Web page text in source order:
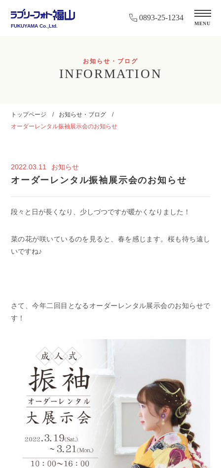
FUKUYAMA Co.,Ltd.
0893-25-1234
MENU
お知らせ・ブログ
INFORMATION
トップページ
お知らせ・ブログ
オーダーレンタル振袖展示会のお知らせ
2022.03.11 お知らせ
オーダーレンタル振袖展示会のお知らせ
段々と日が長くなり、少しづつですが暖かくなりました！
菜の花が咲いているのを見ると、春を感じます。桜も待ち遠し
いですね♪
さて、今年二回目となるオーダーレンタル展示会のお知らせで
す！